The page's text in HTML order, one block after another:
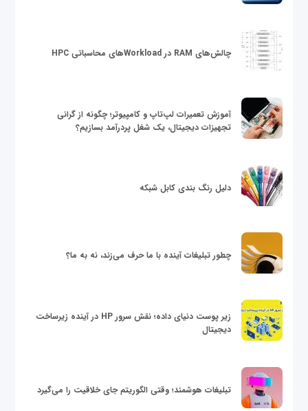
چالش‌های RAM در Workloadهای محاسباتی HPC
آموزش تعمیرات لپ‌تاپ و کامپیوتر؛ چگونه از گرانی
تجهیزات دیجیتال، یک شغل پردرآمد بسازیم؟
دلیل رنگ بندی کابل شبکه
چطور تبلیغات آینده با ما حرف می‌زند، نه به ما؟
زیر پوست دنیای داده؛ نقش سرور HP در آینده زیرساخت
دیجیتال
تبلیغات هوشمند؛ وقتی الگوریتم جای خلاقیت را می‌گیرد